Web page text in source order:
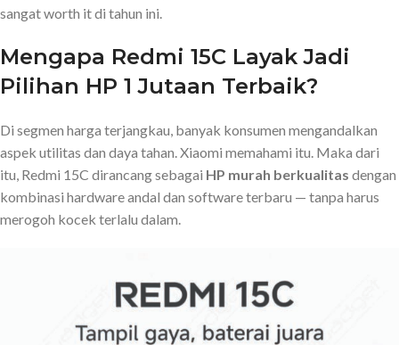
sangat worth it di tahun ini.
Mengapa Redmi 15C Layak Jadi
Pilihan HP 1 Jutaan Terbaik?
Di segmen harga terjangkau, banyak konsumen mengandalkan
aspek utilitas dan daya tahan. Xiaomi memahami itu. Maka dari
itu, Redmi 15C dirancang sebagai HP murah berkualitas dengan
kombinasi hardware andal dan software terbaru — tanpa harus
merogoh kocek terlalu dalam.